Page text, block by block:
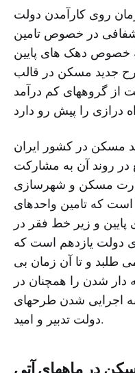
روی کارآمدن دولت
در خصوص تامین
خصوص دهک های پایین
جدید مسکن در قالب
از گروههای کم درآمد
مسکن در کشور ایران
در روند آن به مشارکت
مسکن و شهرسازی
است که تامین واحدهای
و زیر خط فقر در
دولت یازدهم است که
طلبد و تا آن زمان بی
دار شدن را همچنان در
به اجرایی شدن طرحهای
دولت تدبیر و امید.
در ماههای آتی